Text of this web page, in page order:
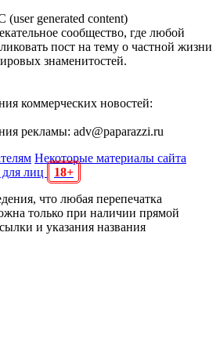
(user generated content)
сообщество, где любой
пост на тему о частной жизни
знаменитостей.
коммерческих новостей:
рекламы: adv@paparazzi.ru
Некоторые материалы сайта
лиц
18+
что любая перепечатка
только при наличии прямой
и указания названия